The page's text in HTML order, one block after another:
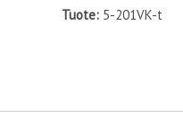
Tuote: 5-201VK-t